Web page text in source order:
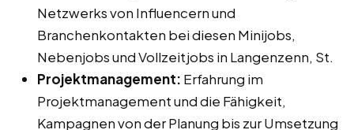
Netzwerks von Influencern und
Branchenkontakten bei diesen Minijobs,
Nebenjobs und Vollzeitjobs in Langenzenn, St.
Projektmanagement: Erfahrung im
Projektmanagement und die Fähigkeit,
Kampagnen von der Planung bis zur Umsetzung